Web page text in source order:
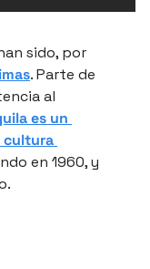
sido, por
. Parte de
al
es un
cultura
en 1960, y